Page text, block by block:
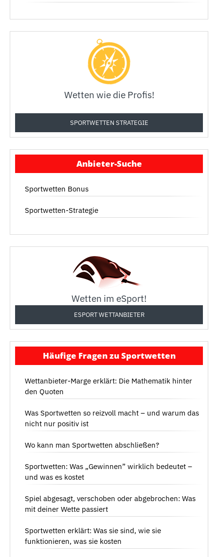
Wetten wie die Profis!
SPORTWETTEN STRATEGIE
Anbieter-Suche
Sportwetten Bonus
Sportwetten-Strategie
Wetten im eSport!
ESPORT WETTANBIETER
Häufige Fragen zu Sportwetten
Wettanbieter-Marge erklärt: Die Mathematik hinter
den Quoten
Was Sportwetten so reizvoll macht – und warum das
nicht nur positiv ist
Wo kann man Sportwetten abschließen?
Sportwetten: Was „Gewinnen” wirklich bedeutet –
und was es kostet
Spiel abgesagt, verschoben oder abgebrochen: Was
mit deiner Wette passiert
Sportwetten erklärt: Was sie sind, wie sie
funktionieren, was sie kosten